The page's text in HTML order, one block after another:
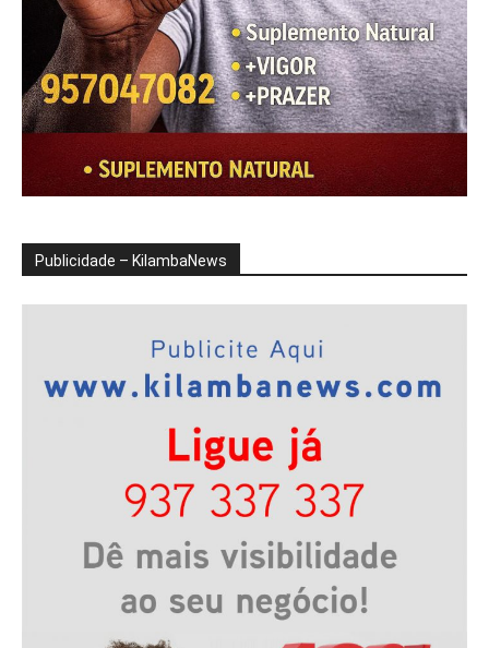
Publicidade – KilambaNews